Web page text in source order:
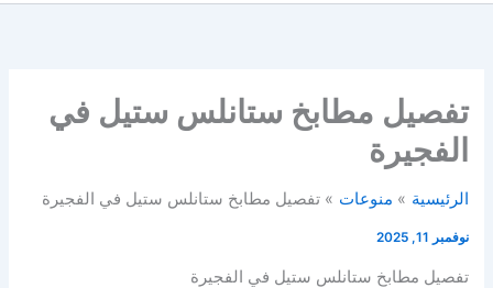
تفصيل مطابخ ستانلس ستيل في
الفجيرة
الرئيسية منوعات تفصيل مطابخ ستانلس ستيل في الفجيرة
نوفمبر 11, 2025
تفصيل مطابخ ستانلس ستيل في الفجيرة